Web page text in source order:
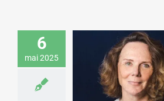
6
mai 2025
Virginie Raisson
une conférence sur
enjeux ESG pour la
Caisse d’Épargne
Environnement &
Développement